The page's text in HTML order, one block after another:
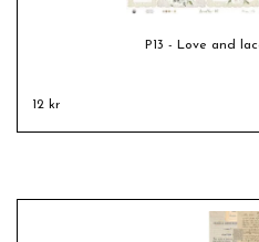
P13 - Love and
12 kr